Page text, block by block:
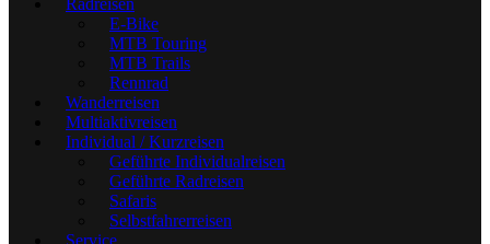
Radreisen
E-Bike
MTB Touring
MTB Trails
Rennrad
Wanderreisen
Multiaktivreisen
Individual / Kurzreisen
Geführte Individualreisen
Geführte Radreisen
Safaris
Selbstfahrerreisen
Service